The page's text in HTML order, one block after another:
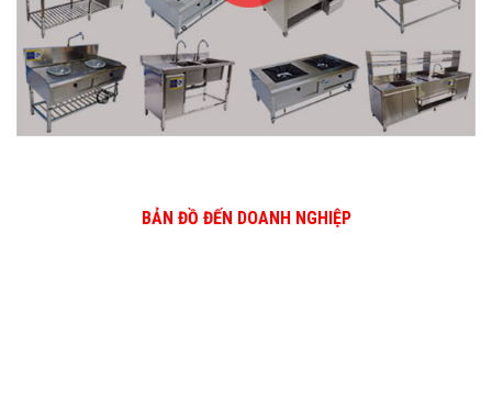
BẢN ĐỒ ĐẾN DOANH NGHIỆP